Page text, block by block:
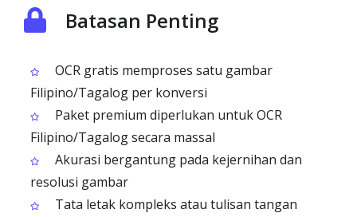
Batasan Penting
OCR gratis memproses satu gambar
Filipino/Tagalog per konversi
Paket premium diperlukan untuk OCR
Filipino/Tagalog secara massal
Akurasi bergantung pada kejernihan dan
resolusi gambar
Tata letak kompleks atau tulisan tangan